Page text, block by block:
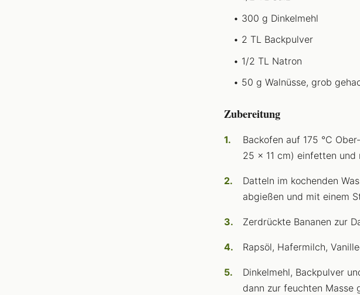
300 g Dinkelmehl
2 TL Backpulver
1/2 TL Natron
50 g Walnüsse, grob
Zubereitung
Backofen auf 175 °C
25 x 11 cm) einfetten und
Datteln im kochenden
abgießen und mit einem
Zerdrückte Bananen zur
Rapsöl, Hafermilch,
Dinkelmehl, Backpulver
dann zur feuchten Masse